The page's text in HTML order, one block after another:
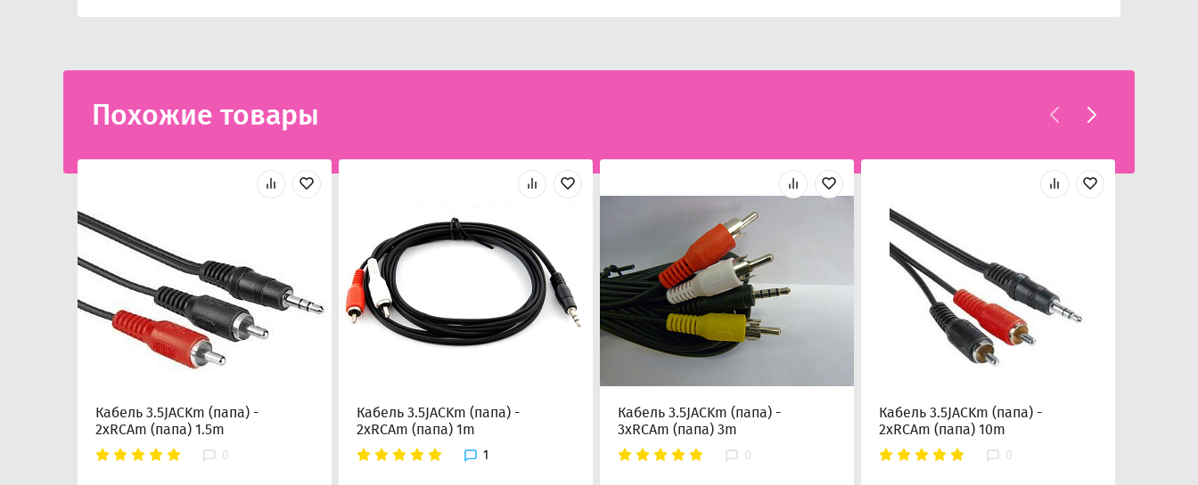
Похожие товары
Кабель 3.5JACKm (папа) -
2xRCAm (папа) 1.5m
0
Кабель 3.5JACKm (папа) -
2xRCAm (папа) 1m
1
Кабель 3.5JACKm (папа) -
3xRCAm (папа) 3m
0
Кабель 3.5JACKm (папа) -
2xRCAm (папа) 10m
0